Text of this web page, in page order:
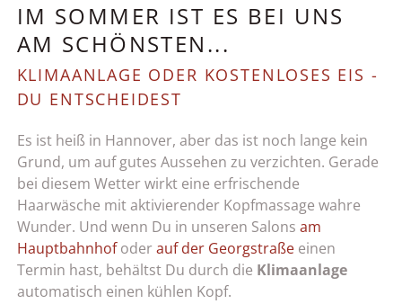
IM SOMMER IST ES BEI UNS
AM SCHÖNSTEN...
KLIMAANLAGE ODER KOSTENLOSES EIS -
DU ENTSCHEIDEST
Es ist heiß in Hannover, aber das ist noch lange kein
Grund, um auf gutes Aussehen zu verzichten. Gerade
bei diesem Wetter wirkt eine erfrischende
Haarwäsche mit aktivierender Kopfmassage wahre
Wunder. Und wenn Du in unseren Salons am
Hauptbahnhofoderauf der Georgstraßeeinen
Termin hast, behältst Du durch die Klimaanlage
automatisch einen kühlen Kopf.